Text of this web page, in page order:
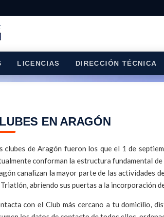
LICENCIAS DIRECCIÓN TÉCNICA
EN ARAGÓN
clubes de Aragón fueron los que el 1 de
conforman la estructura fundamental
canalizan la mayor parte de las actividades
abriendo sus puertas a la incorporación
con el Club más cercano a tu domicilio,